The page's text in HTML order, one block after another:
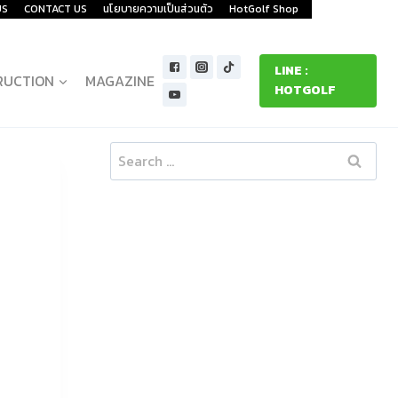
CONTACT US นโยบายความเป็นส่วนตัว HotGolf Shop
MAGAZINE
LINE :
HOTGOLF
Search
for: